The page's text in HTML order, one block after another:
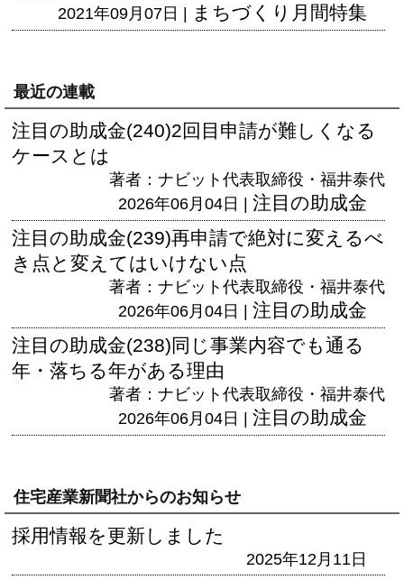
2021年09月07日 | まちづくり月間特集
最近の連載
注目の助成金(240)2回目申請が難しくなる
ケースとは
著者：ナビット代表取締役・福井泰代
2026年06月04日 | 注目の助成金
注目の助成金(239)再申請で絶対に変えるべ
き点と変えてはいけない点
著者：ナビット代表取締役・福井泰代
2026年06月04日 | 注目の助成金
注目の助成金(238)同じ事業内容でも通る
年・落ちる年がある理由
著者：ナビット代表取締役・福井泰代
2026年06月04日 | 注目の助成金
住宅産業新聞社からのお知らせ
採用情報を更新しました
2025年12月11日